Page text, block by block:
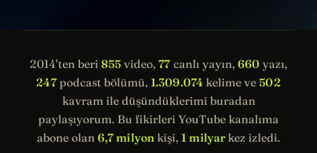
2014'ten beri 855 video,77canlı yayın, 660 yazı,
247podcast bölümü, 1.309.074 kelime ve 502
kavram ile düşündüklerimi buradan
paylaşıyorum. Bu fikirleri YouTube kanalıma
abone olan 6,7 milyon kişi, 1 milyarkez izledi.